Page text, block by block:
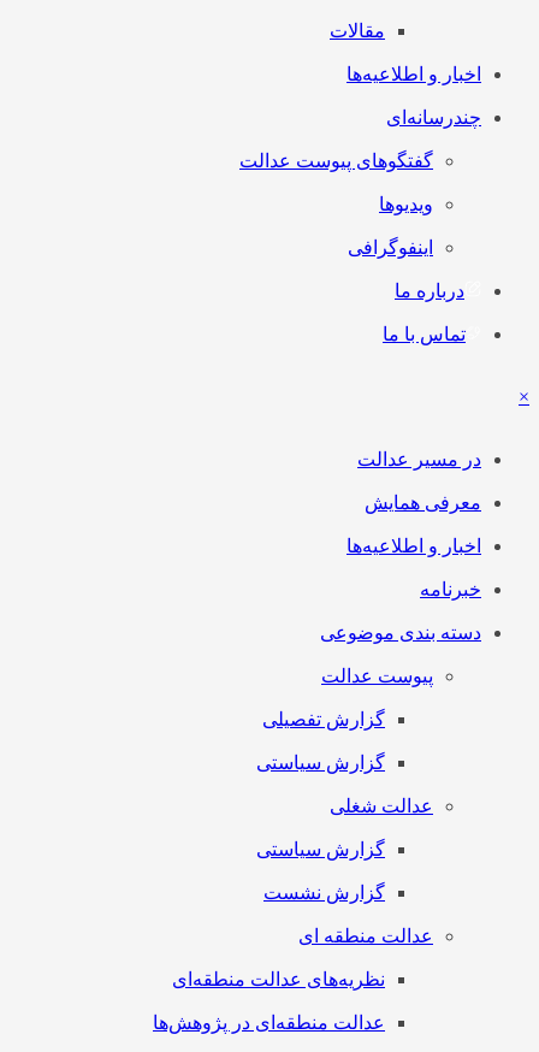
مقالات
اخبار و اطلاعیه‌ها
چندرسانه‌ای
گفتگوهای پیوست عدالت
ویدیوها
اینفوگرافی
درباره ما
تماس با ما
در مسیر عدالت
معرفی همایش
اخبار و اطلاعیه‌ها
خبرنامه
دسته بندی موضوعی
پیوست عدالت
گزارش تفصیلی
گزارش سیاستی
عدالت شغلی
گزارش سیاستی
گزارش نشست
عدالت منطقه ای
نظریه‌های عدالت منطقه‌ای
عدالت منطقه‌ای در پژوهش‌ها